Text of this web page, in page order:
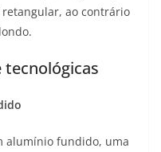
retangular, ao contrário
tecnológicas
alumínio fundido, uma